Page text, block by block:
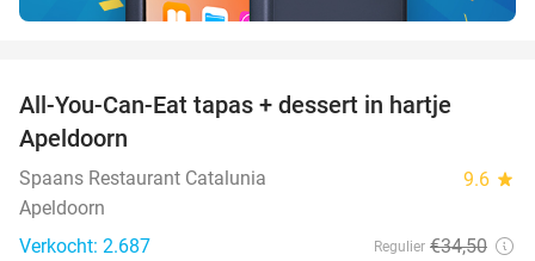
All-You-Can-Eat tapas + dessert in hartje
Apeldoorn
Spaans Restaurant Catalunia 9.6 star
Apeldoorn
Verkocht: 2.687
Regulier €34,50